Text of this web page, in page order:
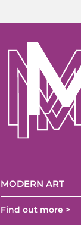
MODERN ART
Find out more >